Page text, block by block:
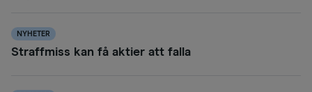
NYHETER
Straffmiss kan få aktier att falla